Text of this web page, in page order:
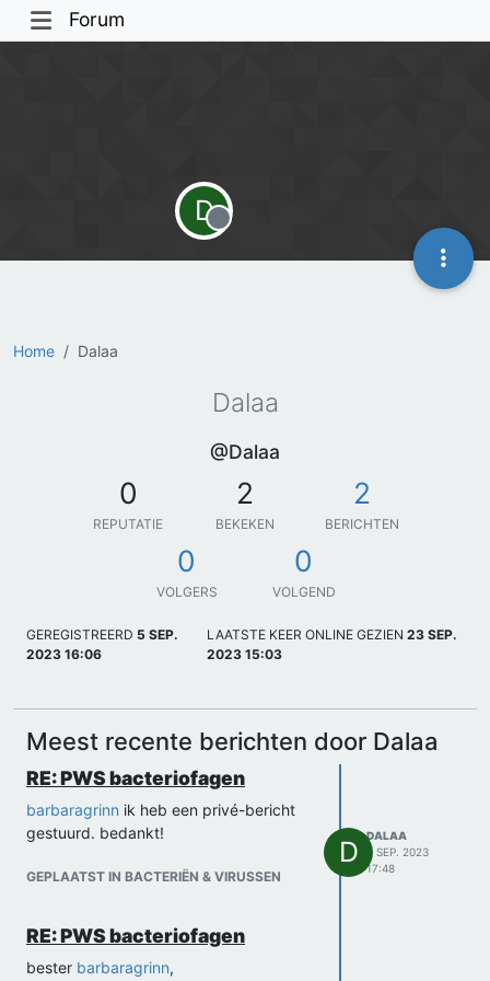
Forum
Home Dalaa
D
Offline
Dalaa
@Dalaa
0
REPUTATIE
2
BEKEKEN
2
BERICHTEN
0
VOLGERS
0
VOLGEND
GEREGISTREERD 5 SEP.
2023 16:06
LAATSTE KEER ONLINE GEZIEN 23 SEP.
2023 15:03
Meest recente berichten door Dalaa
RE: PWS bacteriofagen
barbaragrinn ik heb een privé-bericht
gestuurd. bedankt!
GEPLAATST IN BACTERIËN & VIRUSSEN
D
DALAA
7 SEP. 2023
17:48
RE: PWS bacteriofagen
bester barbaragrinn,